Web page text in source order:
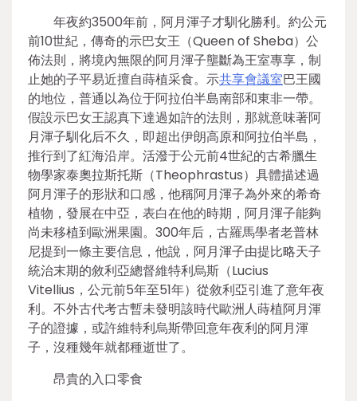
年夜約3500年前，阿月渾子才馴化勝利。約公元
前10世紀，傳奇的示巴女王（Queen of Sheba）公
佈法則，將境內無限的阿月渾子壟斷為王室專享，制
止她的子平易近擅自蒔植采食。示共享會議室巴王國
的地位，普通以為位于阿拉伯半島南部和東非一帶。
假設示巴女王認真下達過如許的法則，那就意味著阿
月渾子馴化后不久，即超出伊朗高原和阿拉伯半島，
推行到了紅海沿岸。活潑于公元前4世紀的古希臘生
物學家泰奧拉斯托斯（Theophrastus）具體描述過
阿月渾子的形狀和口感，他稱阿月渾子為外來的希奇
植物，發展在中亞，表白在他的時期，阿月渾子能夠
尚未移植到歐洲果園。300年后，古羅馬學者老普林
尼提到一條主要信息，他說，阿月渾子由提比略天子
統治末期的敘利亞總督維特利烏斯（Lucius
Vitellius，公元前5年至51年）從敘利亞引進了意年夜
利。不外古代考古暫未發明該時代歐洲人蒔植阿月渾
子的證據，或許維特利烏斯帶回意年夜利的阿月渾
子，沒種幾年就都種逝世了。
昂貴的入口零食